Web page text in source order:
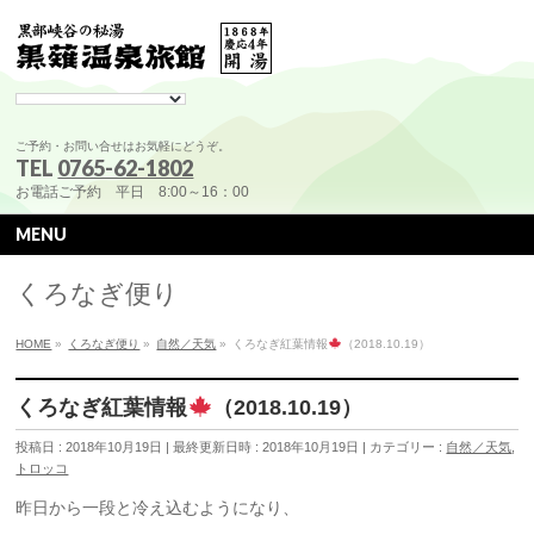
ご予約・お問い合せはお気軽にどうぞ。
TEL 0765-62-1802
お電話ご予約 平日 8:00～16：00
MENU
くろなぎ便り
HOME » くろなぎ便り » 自然／天気 » くろなぎ紅葉情報 （2018.10.19）
くろなぎ紅葉情報 （2018.10.19）
投稿日 : 2018年10月19日 最終更新日時 : 2018年10月19日 カテゴリー : 自然／天気
トロッコ
昨日から一段と冷え込むようになり、